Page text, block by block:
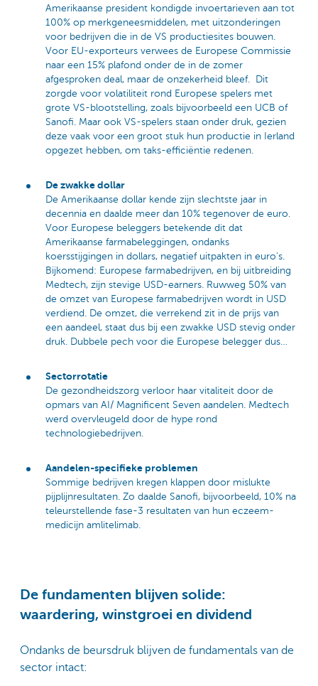
Amerikaanse president kondigde invoertarieven aan tot
100% op merkgeneesmiddelen, met uitzonderingen
voor bedrijven die in de VS productiesites bouwen.
Voor EU-exporteurs verwees de Europese Commissie
naar een 15% plafond onder de in de zomer
afgesproken deal, maar de onzekerheid bleef. Dit
zorgde voor volatiliteit rond Europese spelers met
grote VS-blootstelling, zoals bijvoorbeeld een UCB of
Sanofi. Maar ook VS-spelers staan onder druk, gezien
deze vaak voor een groot stuk hun productie in Ierland
opgezet hebben, om taks-efficiëntie redenen.
De zwakke dollar
De Amerikaanse dollar kende zijn slechtste jaar in
decennia en daalde meer dan 10% tegenover de euro.
Voor Europese beleggers betekende dit dat
Amerikaanse farmabeleggingen, ondanks
koersstijgingen in dollars, negatief uitpakten in euro’s.
Bijkomend: Europese farmabedrijven, en bij uitbreiding
Medtech, zijn stevige USD-earners. Ruwweg 50% van
de omzet van Europese farmabedrijven wordt in USD
verdiend. De omzet, die verrekend zit in de prijs van
een aandeel, staat dus bij een zwakke USD stevig onder
druk. Dubbele pech voor die Europese belegger dus…
Sectorrotatie
De gezondheidszorg verloor haar vitaliteit door de
opmars van AI/ Magnificent Seven aandelen. Medtech
werd overvleugeld door de hype rond
technologiebedrijven.
Aandelen-specifieke problemen
Sommige bedrijven kregen klappen door mislukte
pijplijnresultaten. Zo daalde Sanofi, bijvoorbeeld, 10% na
teleurstellende fase-3 resultaten van hun eczeem-
medicijn amlitelimab.
De fundamenten blijven solide:
waardering, winstgroei en dividend
Ondanks de beursdruk blijven de fundamentals van de
sector intact: